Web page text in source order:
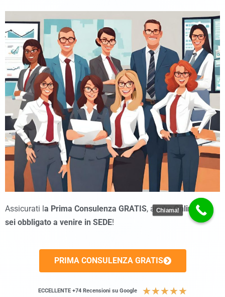
Assicurati la Prima Consulenza GRATIS, ancheOnline non
sei obbligato a venire in SEDE!
PRIMA CONSULENZA GRATIS
ECCELLENTE +74 Recensioni su Google ★★★★★
Chiama!